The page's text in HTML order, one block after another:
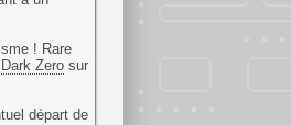
! Rare
Zerosur
départ de